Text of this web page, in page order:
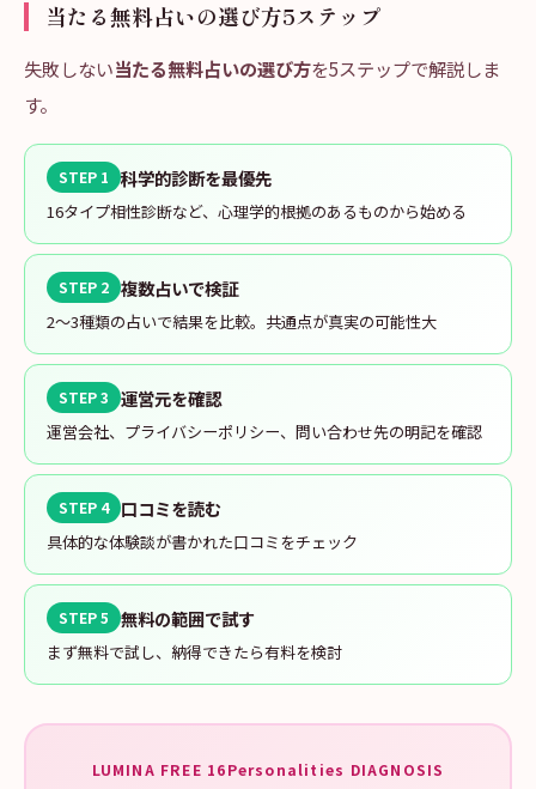
当たる無料占いの選び方5ステップ
失敗しない当たる無料占いの選び方を5ステップで解説しま
す。
STEP 1 科学的診断を最優先
16タイプ相性診断など、心理学的根拠のあるものから始める
STEP 2 複数占いで検証
2〜3種類の占いで結果を比較。共通点が真実の可能性大
STEP 3 運営元を確認
運営会社、プライバシーポリシー、問い合わせ先の明記を確認
STEP 4 口コミを読む
具体的な体験談が書かれた口コミをチェック
STEP 5 無料の範囲で試す
まず無料で試し、納得できたら有料を検討
LUMINA FREE 16Personalities DIAGNOSIS